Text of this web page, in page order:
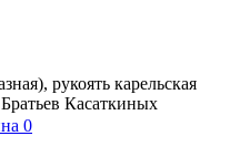
рукоять карельская
Касаткиных
0